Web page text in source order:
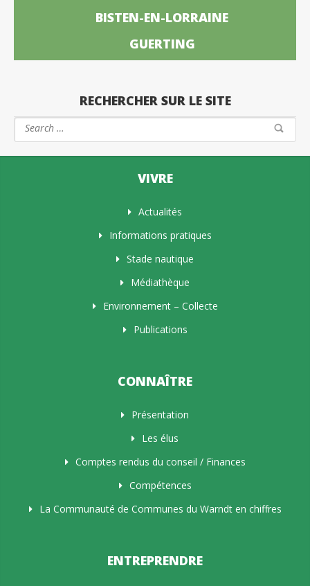
BISTEN-EN-LORRAINE
GUERTING
RECHERCHER SUR LE SITE
VIVRE
Actualités
Informations pratiques
Stade nautique
Médiathèque
Environnement – Collecte
Publications
CONNAÎTRE
Présentation
Les élus
Comptes rendus du conseil / Finances
Compétences
La Communauté de Communes du Warndt en chiffres
ENTREPRENDRE